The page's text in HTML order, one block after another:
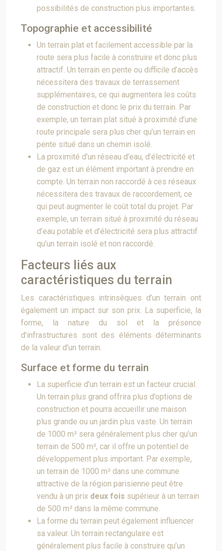
possibilités de construction plus importantes.
Topographie et accessibilité
Un terrain plat et facilement accessible par la
route sera plus facile à construire et donc plus
attractif. Un terrain en pente ou difficile d’accès
nécessitera des travaux de terrassement
supplémentaires, ce qui augmentera les coûts
de construction et donc le prix du terrain. Par
exemple, un terrain plat situé à proximité d’une
route principale sera plus cher qu’un terrain en
pente situé dans un chemin isolé.
La proximité d’un réseau d’eau, d’électricité et
de gaz est un élément important à prendre en
compte. Un terrain non raccordé à ces réseaux
nécessitera des travaux de raccordement, ce
qui peut augmenter le coût total du projet. Par
exemple, un terrain situé à proximité du réseau
d’eau potable et d’électricité sera plus attractif
qu’un terrain isolé et non raccordé.
Facteurs liés aux
caractéristiques du terrain
Les caractéristiques intrinsèques d’un terrain ont
également un impact sur son prix. La superficie, la
forme, la nature du sol et la présence
d’infrastructures sont des éléments déterminants
de la valeur d’un terrain.
Surface et forme du terrain
La superficie d’un terrain est un facteur crucial.
Un terrain plus grand offrira plus d’options de
construction et pourra accueillir une maison
plus grande ou un jardin plus vaste. Un terrain
de 1000 m² sera généralement plus cher qu’un
terrain de 500 m², car il offre un potentiel de
développement plus important. Par exemple,
un terrain de 1000 m² dans une commune
attractive de la région parisienne peut être
vendu à un prix deux fois supérieur à un terrain
de 500 m² dans la même commune.
La forme du terrain peut également influencer
sa valeur. Un terrain rectangulaire est
généralement plus facile à construire qu’un